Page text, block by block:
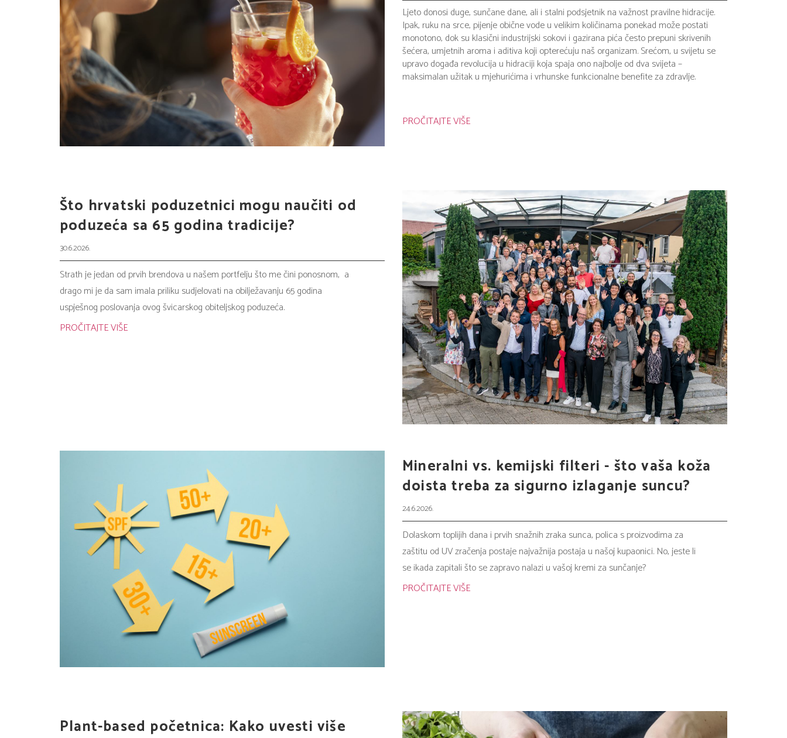
Ljeto donosi duge, sunčane dane, ali i stalni podsjetnik na važnost pravilne hidracije.
Ipak, ruku na srce, pijenje obične vode u velikim količinama ponekad može postati
monotono, dok su klasični industrijski sokovi i gazirana pića često prepuni skrivenih
šećera, umjetnih aroma i aditiva koji opterećuju naš organizam. Srećom, u svijetu se
upravo događa revolucija u hidraciji koja spaja ono najbolje od dva svijeta –
maksimalan užitak u mjehurićima i vrhunske funkcionalne benefite za zdravlje.
PROČITAJTE VIŠE
Što hrvatski poduzetnici mogu naučiti od
poduzeća sa 65 godina tradicije?
30.6.2026.
Strath je jedan od prvih brendova u našem portfelju što me čini ponosnom, a
drago mi je da sam imala priliku sudjelovati na obilježavanju 65 godina
uspješnog poslovanja ovog švicarskog obiteljskog poduzeća.
PROČITAJTE VIŠE
Mineralni vs. kemijski filteri - što vaša koža
doista treba za sigurno izlaganje suncu?
24.6.2026.
Dolaskom toplijih dana i prvih snažnih zraka sunca, polica s proizvodima za
zaštitu od UV zračenja postaje najvažnija postaja u našoj kupaonici. No, jeste li
se ikada zapitali što se zapravo nalazi u vašoj kremi za sunčanje?
PROČITAJTE VIŠE
Plant-based početnica: Kako uvesti više